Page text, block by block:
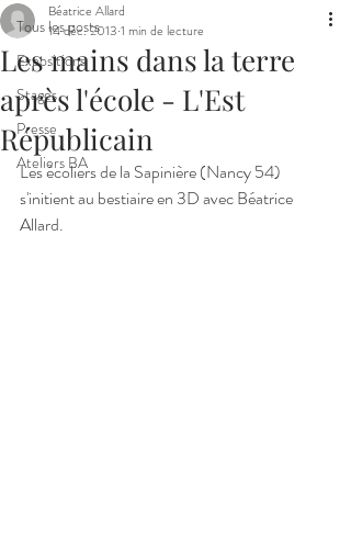
Tous les posts
Expositions
Stages
Presse
Ateliers BA
Les mains dans la terre
après l'école - L'Est
Républicain
Béatrice Allard
14 déc. 2013 1 min de lecture
Les écoliers de la Sapinière (Nancy 54)
s'initient au bestiaire en 3D avec Béatrice
Allard.